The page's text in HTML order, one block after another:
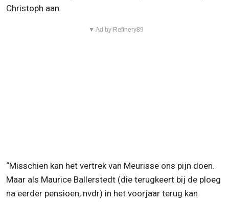
Christoph aan.
▼ Ad by Refinery89
“Misschien kan het vertrek van Meurisse ons pijn doen.
Maar als Maurice Ballerstedt (die terugkeert bij de ploeg
na eerder pensioen, nvdr) in het voorjaar terug kan